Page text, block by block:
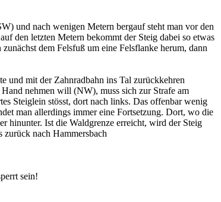
und nach wenigen Metern bergauf steht man vor den
den letzten Metern bekommt der Steig dabei so etwas
dem Felsfuß um eine Felsflanke herum, dann
und mit der Zahnradbahn ins Tal zurückkehren
nehmen will (NW), muss sich zur Strafe am
Steiglein stösst, dort nach links. Das offenbar wenig
man allerdings immer eine Fortsetzung. Dort, wo die
hinunter. Ist die Waldgrenze erreicht, wird der Steig
nach Hammersbach
sein!